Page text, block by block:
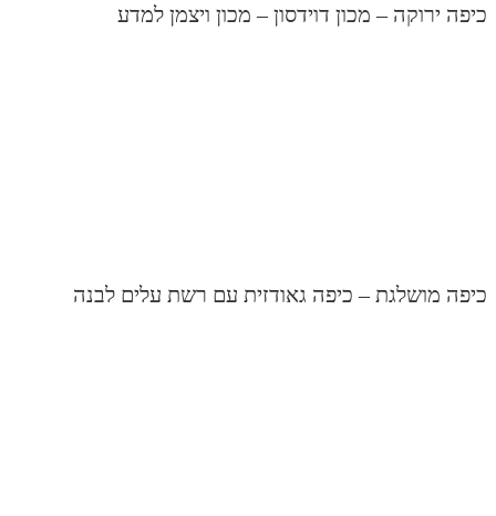
ירוקה – מכון דוידסון – מכון ויצמן למדע
מושלגת – כיפה גאודזית עם רשת עלים לבנה